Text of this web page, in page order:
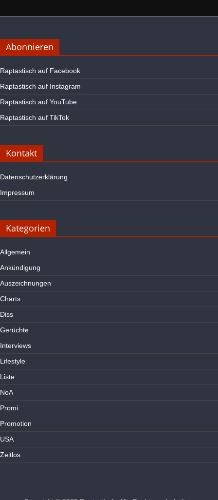
Abonnieren
Raptastisch auf Facebook
Raptastisch auf Instagram
Raptastisch auf YouTube
Raptastisch auf TikTok
Kontakt
Datenschutzerklärung
Impressum
Kategorien
Allgemein
Ankündigung
Auszeichnungen
Charts
Diss
Gerüchte
Interviews
Lifestyle
Liste
NoA
Promi
Promotion
USA
Zeitlos